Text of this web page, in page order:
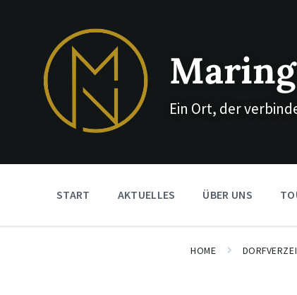
Ein Ort, der
START AKTUELLES ÜBER UNS
HOME